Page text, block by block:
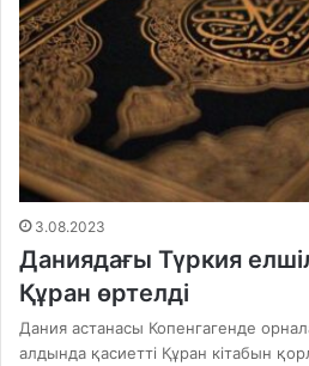
3.08.2023
Даниядағы Түркия
Құран өртелді
Дания астанасы Копенгагенде
алдында қасиетті Құран кітабын